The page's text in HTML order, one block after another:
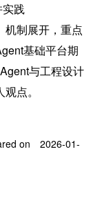
践
机制展开，重点
基础平台期
与工程设计
点。
on
2026-01-